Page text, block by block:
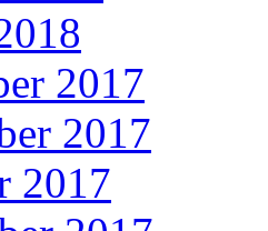
2017
2017
2017